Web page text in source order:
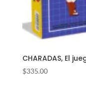
CHARADAS, El
$335.00